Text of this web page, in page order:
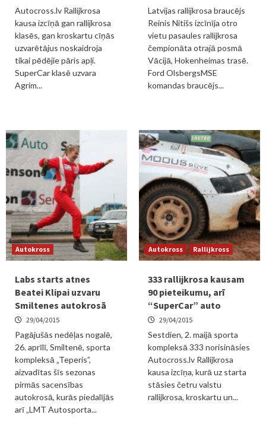
Autocross.lv Rallijkrosa
kausa izcīņā gan rallijkrosa
klasēs, gan kroskartu cīņās
uzvarētājus noskaidroja
tikai pēdējie pāris apļi.
SuperCar klasē uzvara
Agrim...
Latvijas rallijkrosa braucējs
Reinis Nitišs izcīnīja otro
vietu pasaules rallijkrosa
čempionāta otrajā posmā
Vācijā, Hokenheimas trasē.
Ford OlsbergsMSE
komandas braucējs...
Autokross
Labs starts atnes
Beatei Klipai uzvaru
Smiltenes autokrosā
29/04/2015
Pagājušās nedēļas nogalē,
26. aprīlī, Smiltenē, sporta
kompleksā „Teperis”,
aizvadītas šīs sezonas
pirmās sacensības
autokrosā, kurās piedalījās
arī „LMT Autosporta...
Autokross Rallijkross
333 rallijkrosa kausam
90 pieteikumu, arī
“SuperCar” auto
29/04/2015
Sestdien, 2. maijā sporta
kompleksā 333 norisināsies
Autocross.lv Rallijkrosa
kausa izcīņa, kurā uz starta
stāsies četru valstu
rallijkrosa, kroskartu un...